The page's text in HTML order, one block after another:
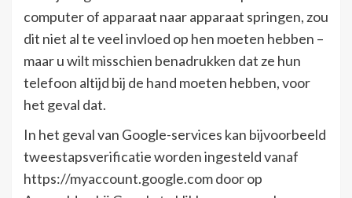
computer of apparaat naar apparaat springen, zou
dit niet al te veel invloed op hen moeten hebben –
maar u wilt misschien benadrukken dat ze hun
telefoon altijd bij de hand moeten hebben, voor
het geval dat.
In het geval van Google-services kan bijvoorbeeld
tweestapsverificatie worden ingesteld vanaf
https://myaccount.google.com door op